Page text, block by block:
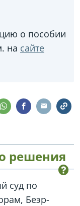
о пособии
на сайте
решения
суд по
Беэр-